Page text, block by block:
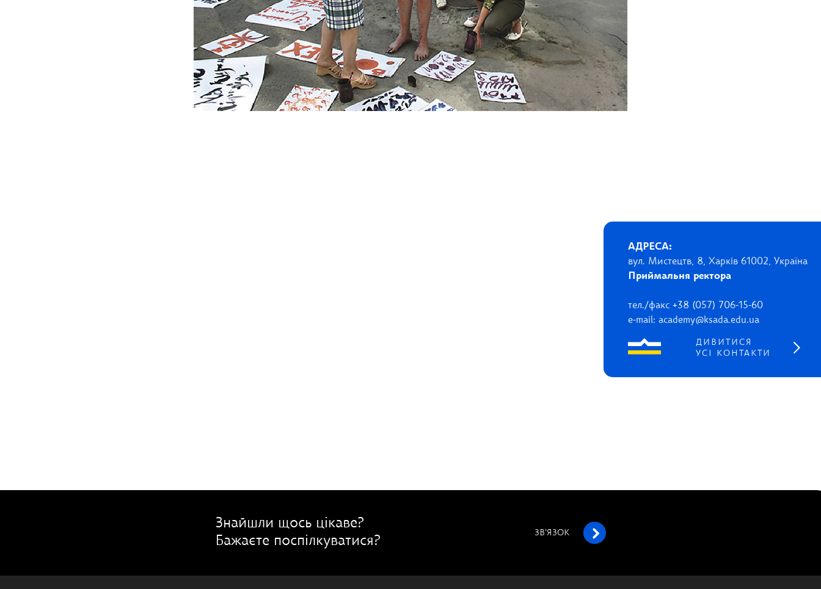
АДРЕСА:
вул. Мистецтв, 8, Харків 61002, Україна
Приймальня ректора
тел./факс +38 (057) 706-15-60
e-mail: academy@ksada.edu.ua
ДИВИТИСЯ
УСІ КОНТАКТИ
Знайшли щось цікаве?
Бажаєте поспілкуватися?
ЗВ’ЯЗОК